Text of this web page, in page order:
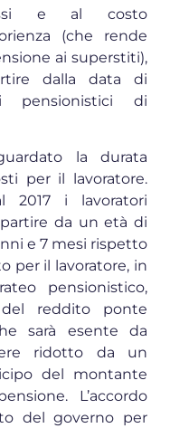
e al costo
(che rende
ai superstiti),
dalla data di
pensionistici di
la durata
per il lavoratore.
2017 i lavoratori
partire da un età di
e 7 mesi rispetto
per il lavoratore, in
pensionistico,
del reddito ponte
sarà esente da
ridotto da un
del montante
L’accordo
del governo per